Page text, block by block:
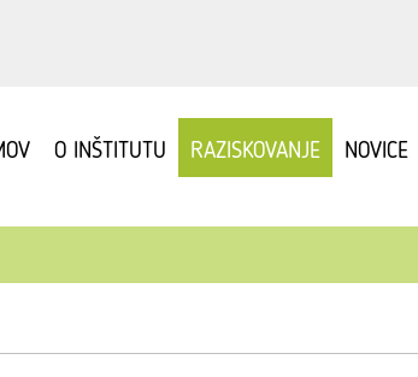
O INŠTITUTU RAZISKOVANJE NOVICE